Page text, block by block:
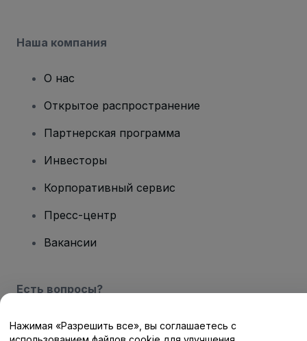
Наша компания
О нас
Открытое распространение
Партнерская программа
Инвесторы
Корпоративный сервис
Пресс-центр
Вакансии
Есть вопросы?
Центр помощи / Свяжитесь с нами
Нажимая «Разрешить все», вы соглашаетесь с